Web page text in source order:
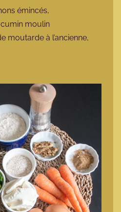
émincés,
moulin
moutarde à l’ancienne,